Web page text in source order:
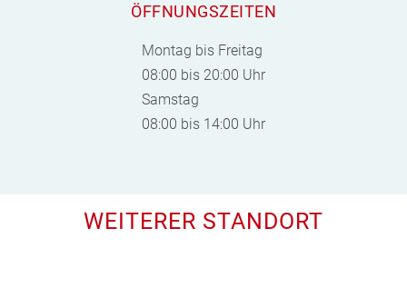
ÖFFNUNGSZEITEN
Montag bis Freitag
08:00 bis 20:00 Uhr
Samstag
08:00 bis 14:00 Uhr
WEITERER STANDORT